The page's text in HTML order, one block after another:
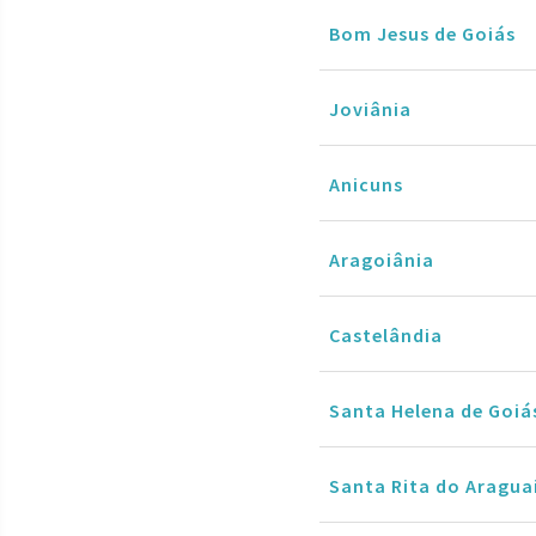
Bom Jesus de Goiás
Joviânia
Anicuns
Aragoiânia
Castelândia
Santa Helena de
Santa Rita do